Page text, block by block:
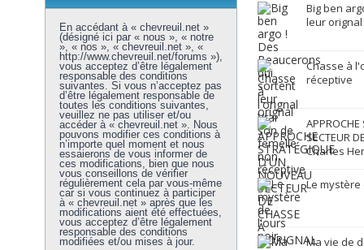
En accédant à « chevreuil.net »
(désigné ici par « nous », « notre
», « nos », « chevreuil.net », «
http://www.chevreuil.net/forums »),
vous acceptez d’être légalement
responsable des conditions
suivantes. Si vous n’acceptez pas
d’être légalement responsable de
toutes les conditions suivantes,
veuillez ne pas utiliser et/ou
accéder à « chevreuil.net ». Nous
pouvons modifier ces conditions à
n’importe quel moment et nous
essaierons de vous informer de
ces modifications, bien que nous
vous conseillons de vérifier
régulièrement cela par vous-même
car si vous continuez à participer
à « chevreuil.net » après que les
modifications aient été effectuées,
vous acceptez d’être légalement
responsable des conditions
modifiées et/ou mises à jour.
Big ben
leur orignal
Chasse à
réceptive
SECTEUR
Charles
Le
Ma vie de